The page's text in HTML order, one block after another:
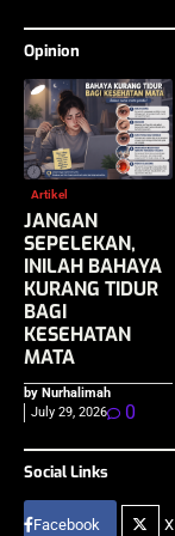
Opinion
Artikel
JANGAN
SEPELEKAN,
INILAH BAHAYA
KURANG TIDUR
BAGI
KESEHATAN
MATA
by Nurhalimah
July 29, 2026
0
Social Links
Facebook X